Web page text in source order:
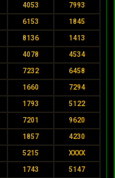
4053 7993
6153 1845
8136 1413
4078 4534
7232 6458
1660 7294
1793 5122
7201 9620
1857 4230
5215 XXXX
1743 5147